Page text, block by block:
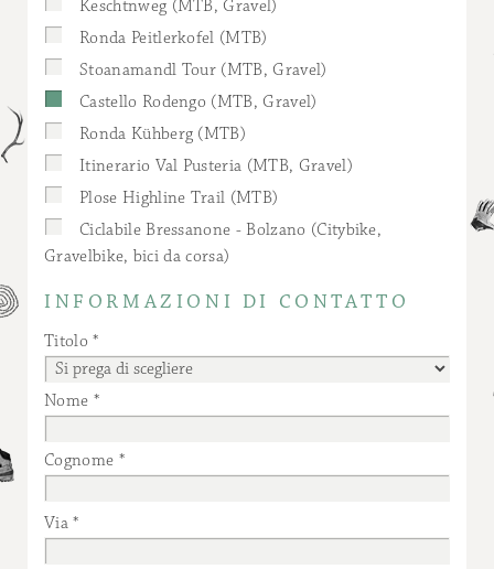
Keschtnweg (MTB, Gravel)
Ronda Peitlerkofel (MTB)
Stoanamandl Tour (MTB, Gravel)
Castello Rodengo (MTB, Gravel)
Ronda Kühberg (MTB)
Itinerario Val Pusteria (MTB, Gravel)
Plose Highline Trail (MTB)
Ciclabile Bressanone - Bolzano (Citybike,
Gravelbike, bici da corsa)
INFORMAZIONI DI CONTATTO
Titolo
Nome
Cognome
Via